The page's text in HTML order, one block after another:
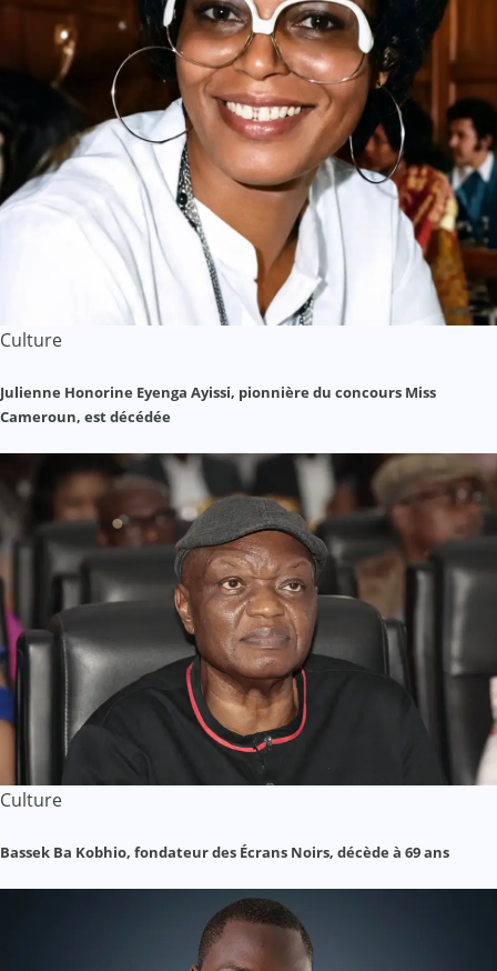
Culture
Julienne Honorine Eyenga Ayissi, pionnière du concours Miss
Cameroun, est décédée
Culture
Bassek Ba Kobhio, fondateur des Écrans Noirs, décède à 69 ans